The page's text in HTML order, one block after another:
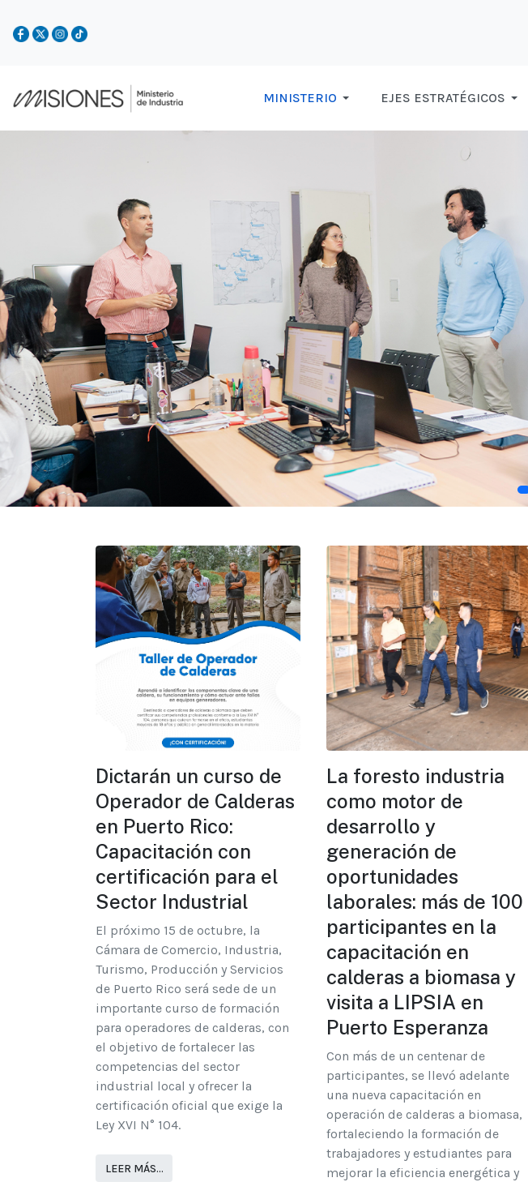
MINISTERIO EJES ESTRATÉGICOS
Dictarán un curso de
Operador de Calderas
en Puerto Rico:
Capacitación con
certificación para el
Sector Industrial
El próximo 15 de octubre, la
Cámara de Comercio, Industria,
Turismo, Producción y Servicios
de Puerto Rico será sede de un
importante curso de formación
para operadores de calderas, con
el objetivo de fortalecer las
competencias del sector
industrial local y ofrecer la
certificación oficial que exige la
Ley XVI N° 104.
LEER MÁS…
La foresto industria
como motor de
desarrollo y
generación de
oportunidades
laborales: más de 100
participantes en la
capacitación en
calderas a biomasa y
visita a LIPSIA en
Puerto Esperanza
Con más de un centenar de
participantes, se llevó adelante
una nueva capacitación en
operación de calderas a biomasa,
fortaleciendo la formación de
trabajadores y estudiantes para
mejorar la eficiencia energética y